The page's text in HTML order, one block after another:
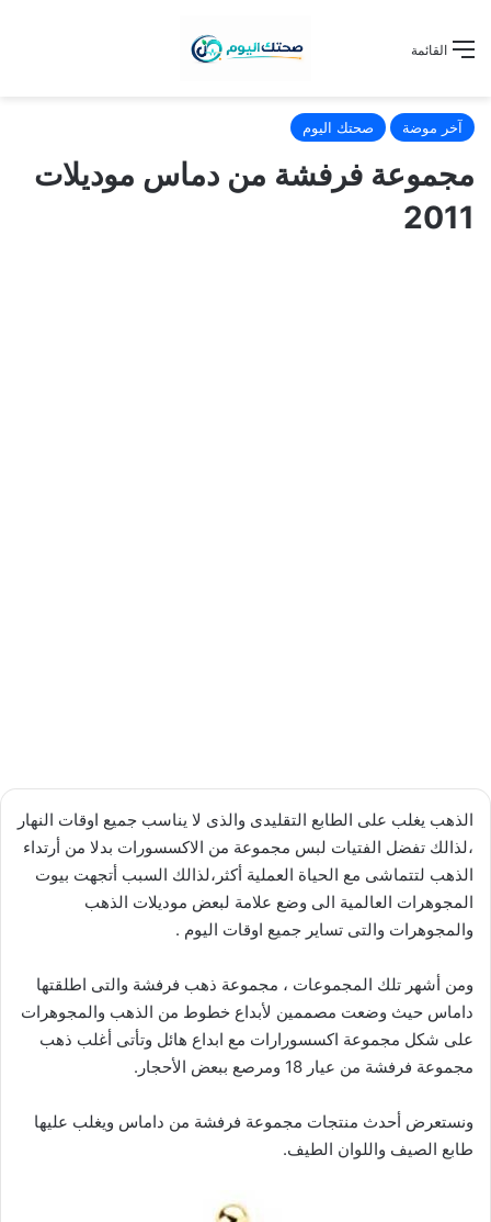
القائمة
آخر موضة صحتك اليوم
مجموعة فرفشة من دماس موديلات
2011
الذهب يغلب على الطابع التقليدى والذى لا يناسب جميع اوقات النهار
،لذالك تفضل الفتيات لبس مجموعة من الاكسسورات بدلا من أرتداء
الذهب لتتماشى مع الحياة العملية أكثر،لذالك السبب أتجهت بيوت
المجوهرات العالمية الى وضع علامة لبعض موديلات الذهب
والمجوهرات والتى تساير جميع اوقات اليوم .
ومن أشهر تلك المجموعات ، مجموعة ذهب فرفشة والتى اطلقتها
داماس حيث وضعت مصممين لأبداع خطوط من الذهب والمجوهرات
على شكل مجموعة اكسسورارات مع ابداع هائل وتأتى أغلب ذهب
مجموعة فرفشة من عيار 18 ومرصع ببعض الأحجار.
ونستعرض أحدث منتجات مجموعة فرفشة من داماس ويغلب عليها
طابع الصيف واللوان الطيف.